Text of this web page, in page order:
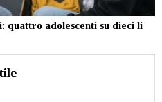
adolescenti su dieci li